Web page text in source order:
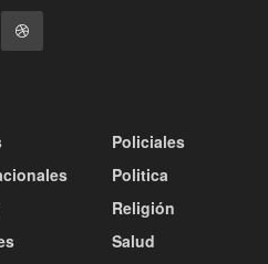
Policiales
Politica
Religión
Salud